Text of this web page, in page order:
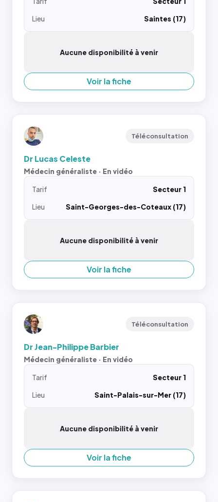
Lieu
Saintes (17)
Aucune disponibilité à venir
Voir la fiche
Téléconsultation
Dr Lucas Celeste
Médecin généraliste · En vidéo
Tarif
Secteur 1
Lieu
Saint-Georges-des-Coteaux (17)
Aucune disponibilité à venir
Voir la fiche
Téléconsultation
Dr Jean-Philippe Barbier
Médecin généraliste · En vidéo
Tarif
Secteur 1
Lieu
Saint-Palais-sur-Mer (17)
Aucune disponibilité à venir
Voir la fiche